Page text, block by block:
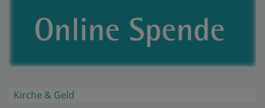
Kirche & Geld